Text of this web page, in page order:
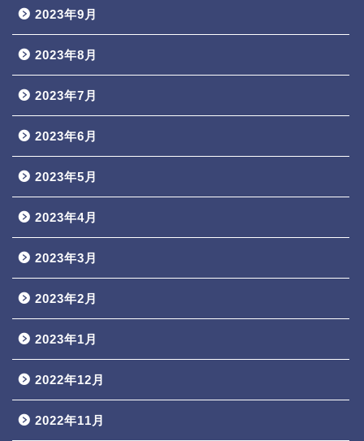
2023年9月
2023年8月
2023年7月
2023年6月
2023年5月
2023年4月
2023年3月
2023年2月
2023年1月
2022年12月
2022年11月